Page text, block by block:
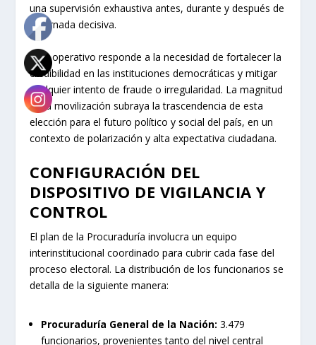
una supervisión exhaustiva antes, durante y después de
la jornada decisiva.
Este operativo responde a la necesidad de fortalecer la
credibilidad en las instituciones democráticas y mitigar
cualquier intento de fraude o irregularidad. La magnitud
de la movilización subraya la trascendencia de esta
elección para el futuro político y social del país, en un
contexto de polarización y alta expectativa ciudadana.
CONFIGURACIÓN DEL
DISPOSITIVO DE VIGILANCIA Y
CONTROL
El plan de la Procuraduría involucra un equipo
interinstitucional coordinado para cubrir cada fase del
proceso electoral. La distribución de los funcionarios se
detalla de la siguiente manera:
Procuraduría General de la Nación: 3.479
funcionarios, provenientes tanto del nivel central